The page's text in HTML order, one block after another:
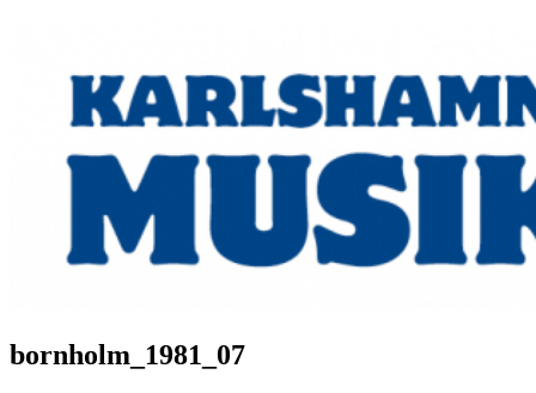
bornholm_1981_07